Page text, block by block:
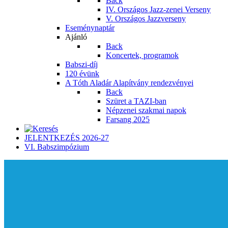
IV. Országos Jazz-zenei Verseny
V. Országos Jazzverseny
Eseménynaptár
Ajánló
Back
Koncertek, programok
Babszi-díj
120 évünk
A Tóth Aladár Alapítvány rendezvényei
Back
Szüret a TAZI-ban
Népzenei szakmai napok
Farsang 2025
JELENTKEZÉS 2026-27
VI. Babszimpózium